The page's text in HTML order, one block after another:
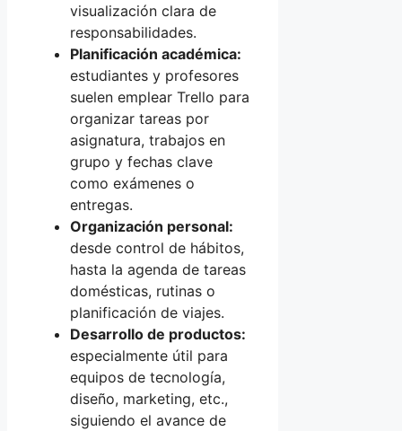
visualización clara de
responsabilidades.
Planificación académica:
estudiantes y profesores
suelen emplear Trello para
organizar tareas por
asignatura, trabajos en
grupo y fechas clave
como exámenes o
entregas.
Organización personal:
desde control de hábitos,
hasta la agenda de tareas
domésticas, rutinas o
planificación de viajes.
Desarrollo de productos:
especialmente útil para
equipos de tecnología,
diseño, marketing, etc.,
siguiendo el avance de